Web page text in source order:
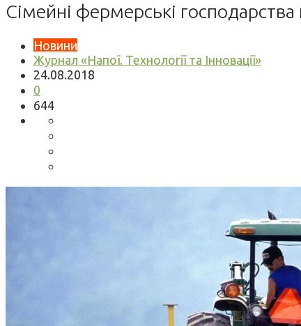
Сімейні фермерські
Новини
Журнал «Напої. Технології та Інновації»
24.08.2018
0
644